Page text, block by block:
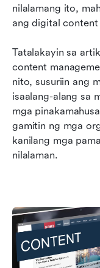
nilalamang ito,
ang digital
Tatalakayin sa
content
nito, susuriin ang
isaalang-alang sa
mga
gamitin ng mga
kanilang mga
nilalaman.
pamamahala
Mga
upang
Pagpapaunlad
digital na
Konklusyon:
digital na